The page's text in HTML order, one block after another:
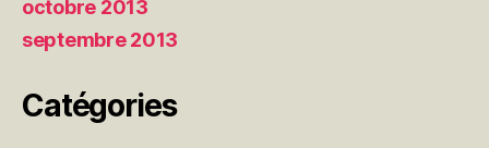
octobre 2013
septembre 2013
Catégories